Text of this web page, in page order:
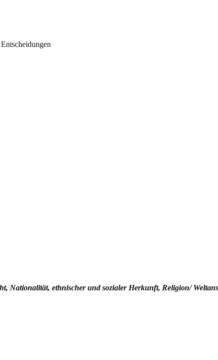
Nationalität, ethnischer und sozialer Herkunft, Religion/